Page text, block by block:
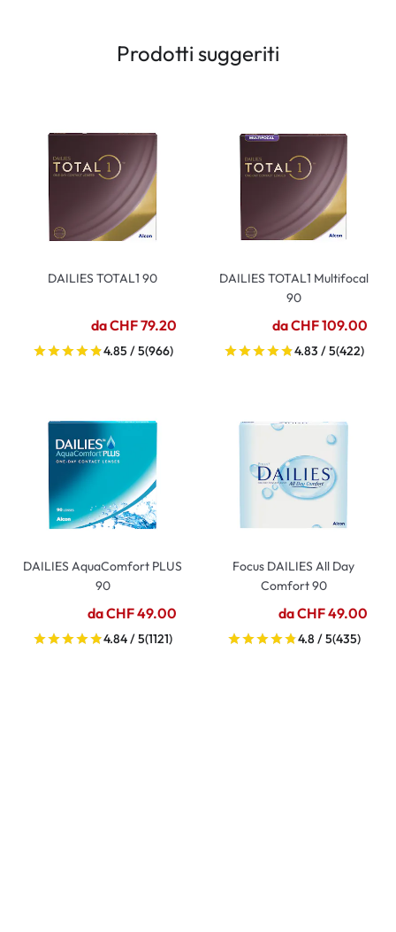
Prodotti suggeriti
DAILIES TOTAL1 90
da CHF 79.20
4.85 / 5(966)
DAILIES TOTAL1 Multifocal
90
da CHF 109.00
4.83 / 5(422)
DAILIES AquaComfort PLUS
90
da CHF 49.00
4.84 / 5(1121)
Focus DAILIES All Day
Comfort 90
da CHF 49.00
4.8 / 5(435)